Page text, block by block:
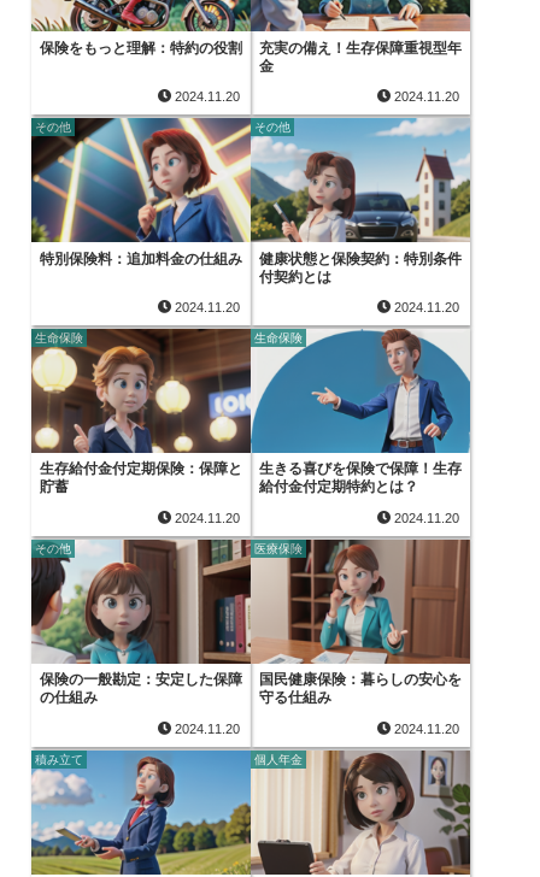
保険をもっと理解：特約の役割
2024.11.20
充実の備え！生存保障重視型年
金
2024.11.20
その他
特別保険料：追加料金の仕組み
2024.11.20
その他
健康状態と保険契約：特別条件
付契約とは
2024.11.20
生命保険
生存給付金付定期保険：保障と
貯蓄
2024.11.20
生命保険
生きる喜びを保険で保障！生存
給付金付定期特約とは？
2024.11.20
その他
保険の一般勘定：安定した保障
の仕組み
2024.11.20
医療保険
国民健康保険：暮らしの安心を
守る仕組み
2024.11.20
積み立て 個人年金